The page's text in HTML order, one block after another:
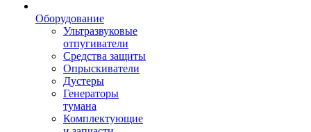
Оборудование
Ультразвуковые
отпугиватели
Средства защиты
Опрыскиватели
Дустеры
Генераторы
тумана
Комплектующие